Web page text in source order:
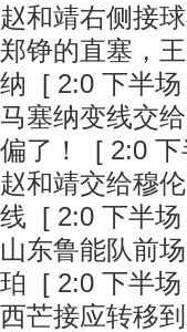
赵和靖右侧接
郑铮的直塞，
纳 [ 2:0 下半场
马塞纳变线交
偏了！
[ 2:0 下
赵和靖交给穆
线 [ 2:0 下半场
山东鲁能队前
珀 [ 2:0 下半场
西芒接应转移